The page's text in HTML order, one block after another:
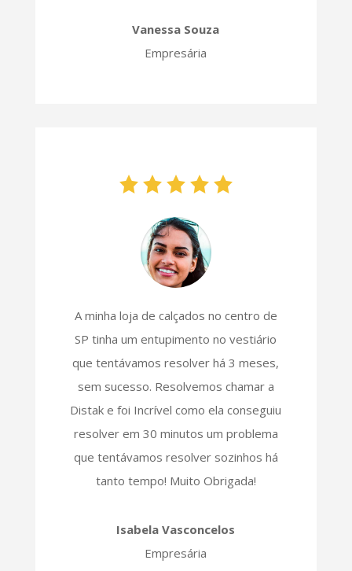
Vanessa Souza
Empresária
A minha loja de calçados no centro de
SP tinha um entupimento no vestiário
que tentávamos resolver há 3 meses,
sem sucesso. Resolvemos chamar a
Distak e foi Incrível como ela conseguiu
resolver em 30 minutos um problema
que tentávamos resolver sozinhos há
tanto tempo! Muito Obrigada!
Isabela Vasconcelos
Empresária